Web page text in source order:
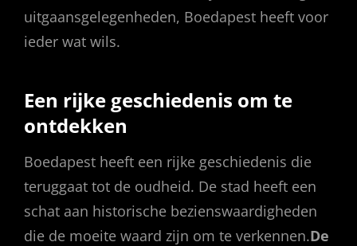
uitgaansgelegenheden, Boedapest heeft voor
ieder wat wils.
Een rijke geschiedenis om te
ontdekken
Boedapest heeft een rijke geschiedenis die
teruggaat tot de oudheid. De stad heeft een
schat aan historische bezienswaardigheden
die de moeite waard zijn om te verkennen.De